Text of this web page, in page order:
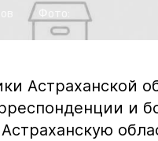
Астраханской
и